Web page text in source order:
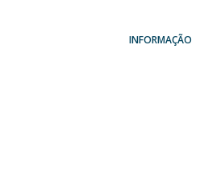
INFORMAÇÃO